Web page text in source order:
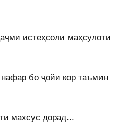
истеҳсоли маҳсулоти
бо ҷойи кор таъмин
махсус дорад...